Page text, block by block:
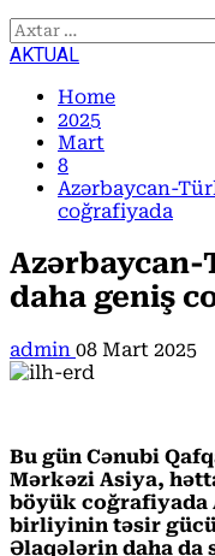
Axtarış:
AKTUAL
Home
2025
Mart
8
Azərbaycan-
coğrafiyada
daha geniş
admin 08 Mart 2025
Bu gün Cənubi
Mərkəzi Asiya,
böyük coğrafiyada
birliyinin təsir
Əlaqələrin daha da